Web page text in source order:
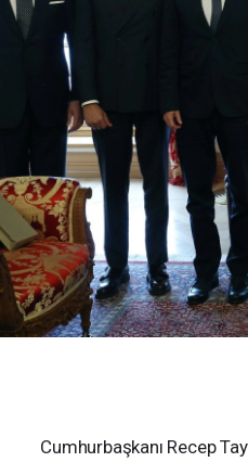
Cumhurbaşkanı Recep